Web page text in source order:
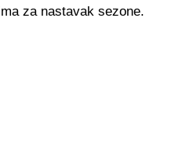
za nastavak sezone.